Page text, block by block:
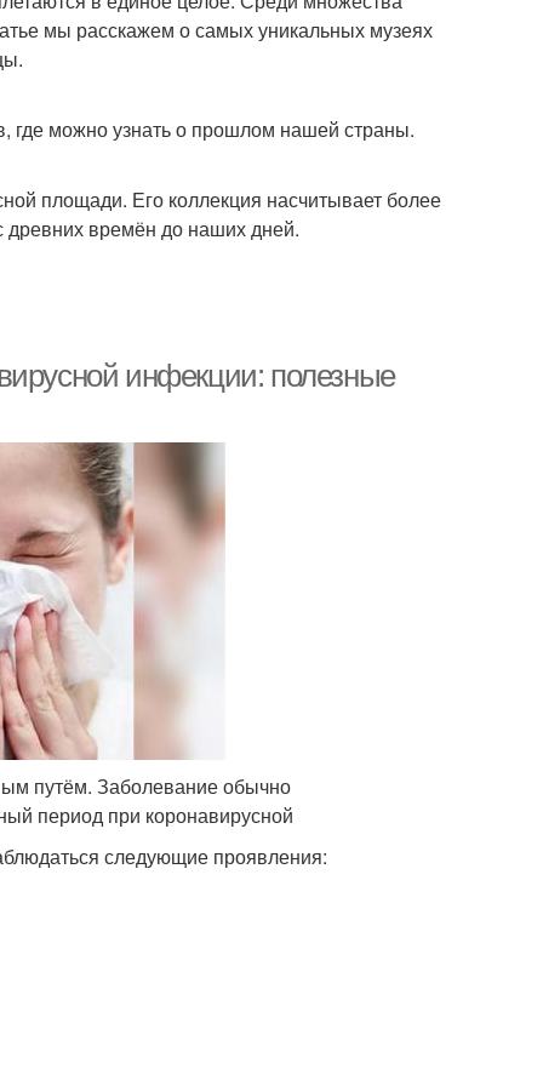
мы расскажем о самых уникальных музеях
где можно узнать о прошлом нашей страны.
площади. Его коллекция насчитывает более
древних времён до наших дней.
инфекции: полезные
путём. Заболевание обычно
период при коронавирусной
следующие проявления: